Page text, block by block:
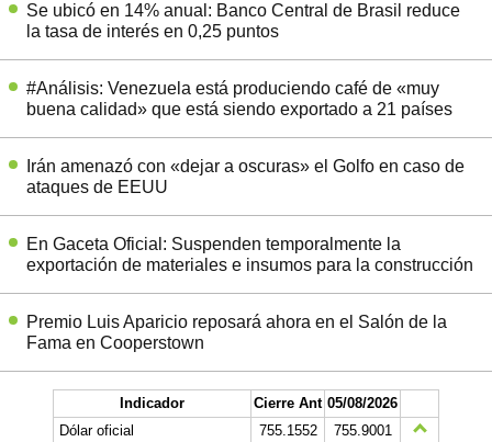
Se ubicó en 14% anual: Banco Central de Brasil reduce
la tasa de interés en 0,25 puntos
#Análisis: Venezuela está produciendo café de «muy
buena calidad» que está siendo exportado a 21 países
Irán amenazó con «dejar a oscuras» el Golfo en caso de
ataques de EEUU
En Gaceta Oficial: Suspenden temporalmente la
exportación de materiales e insumos para la construcción
Premio Luis Aparicio reposará ahora en el Salón de la
Fama en Cooperstown
Indicador Cierre Ant 05/08/2026
Dólar oficial
755.1552
755.9001